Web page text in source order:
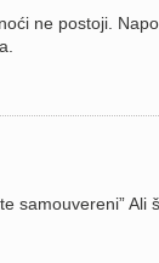
ne postoji.
samouvereni”